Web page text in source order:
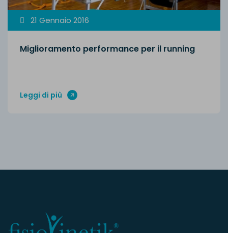
21 Gennaio 2016
Miglioramento performance per il running
Leggi di più